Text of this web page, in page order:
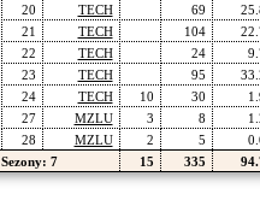
20 TECH 69
21 TECH 104
22 TECH 24
23 TECH 95
24 TECH 10 30
27 MZLU 3 8
28 MZLU 2 5
Sezony: 7
15 335